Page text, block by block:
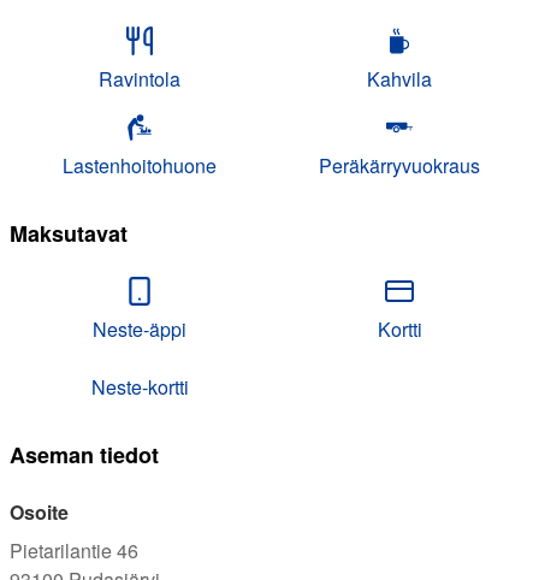
Ravintola Kahvila
Lastenhoitohuone Peräkärryvuokraus
Maksutavat
Neste-äppi Kortti
Neste-kortti
Aseman tiedot
Osoite
Pietarilantie 46